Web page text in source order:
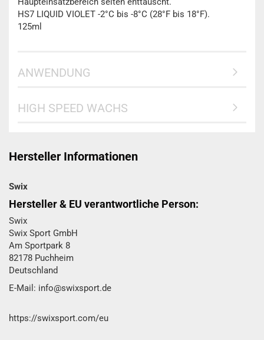
HS7 LIQUID VIOLET -2°C bis -8°C (28°F bis 18°F).
125ml
ANWENDUNG
HIGH SPEED WACHS
Hersteller Informationen
Swix
Hersteller & EU verantwortliche Person:
Swix
Swix Sport GmbH​
Am Sportpark 8
82178 Puchheim
Deutschland
E-Mail: info@swixsport.de
https://swixsport.com/eu